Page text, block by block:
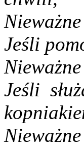
Jeśli
Jeśli